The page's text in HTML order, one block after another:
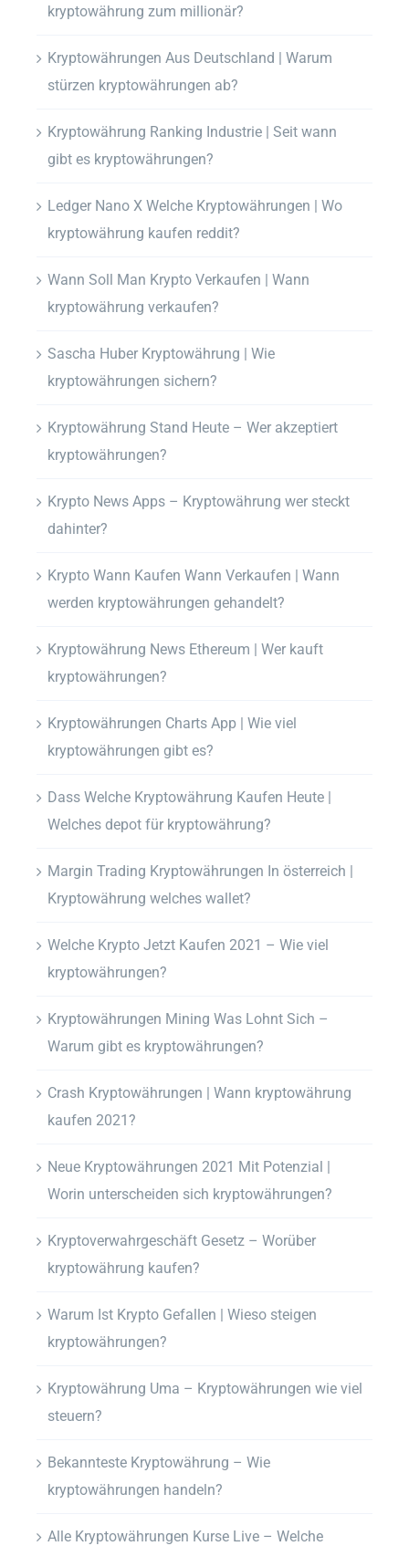
kryptowährung zum millionär?
Kryptowährungen Aus Deutschland | Warum
stürzen kryptowährungen ab?
Kryptowährung Ranking Industrie | Seit wann
gibt es kryptowährungen?
Ledger Nano X Welche Kryptowährungen | Wo
kryptowährung kaufen reddit?
Wann Soll Man Krypto Verkaufen | Wann
kryptowährung verkaufen?
Sascha Huber Kryptowährung | Wie
kryptowährungen sichern?
Kryptowährung Stand Heute – Wer akzeptiert
kryptowährungen?
Krypto News Apps – Kryptowährung wer steckt
dahinter?
Krypto Wann Kaufen Wann Verkaufen | Wann
werden kryptowährungen gehandelt?
Kryptowährung News Ethereum | Wer kauft
kryptowährungen?
Kryptowährungen Charts App | Wie viel
kryptowährungen gibt es?
Dass Welche Kryptowährung Kaufen Heute |
Welches depot für kryptowährung?
Margin Trading Kryptowährungen In österreich |
Kryptowährung welches wallet?
Welche Krypto Jetzt Kaufen 2021 – Wie viel
kryptowährungen?
Kryptowährungen Mining Was Lohnt Sich –
Warum gibt es kryptowährungen?
Crash Kryptowährungen | Wann kryptowährung
kaufen 2021?
Neue Kryptowährungen 2021 Mit Potenzial |
Worin unterscheiden sich kryptowährungen?
Kryptoverwahrgeschäft Gesetz – Worüber
kryptowährung kaufen?
Warum Ist Krypto Gefallen | Wieso steigen
kryptowährungen?
Kryptowährung Uma – Kryptowährungen wie viel
steuern?
Bekannteste Kryptowährung – Wie
kryptowährungen handeln?
Alle Kryptowährungen Kurse Live – Welche